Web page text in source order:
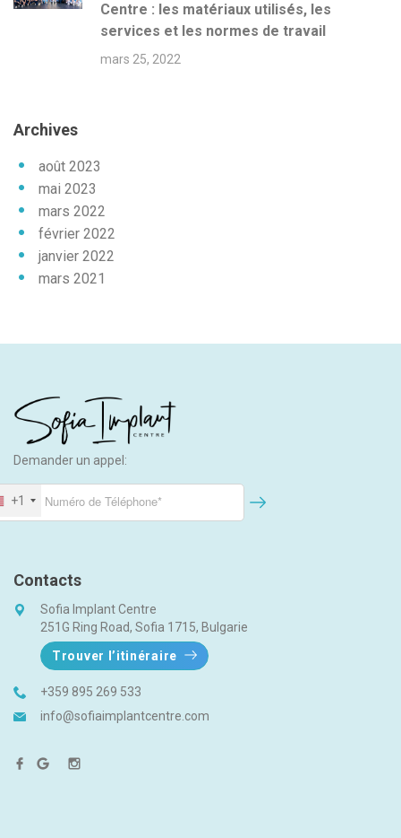
Centre : les matériaux utilisés, les
services et les normes de travail
mars 25, 2022
Archives
août 2023
mai 2023
mars 2022
février 2022
janvier 2022
mars 2021
Demander un appel:
+1
Contacts
Sofia Implant Centre
251G Ring Road, Sofia 1715, Bulgarie
Trouver l’itinéraire
+359 895 269 533
info@sofiaimplantcentre.com